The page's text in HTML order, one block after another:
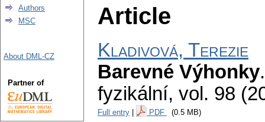
Article
Kladivová, Terezie
Barevné Výhonky
fyzikální, vol. 98
Full entry PDF (0.5 MB)
Authors
MSC
About DML-CZ
Partner of